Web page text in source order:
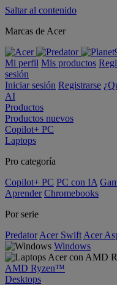
Saltar al contenido
Marcas de Acer
Mi perfil Mis productos
sesión
Iniciar sesión Registrarse
AI
Productos
Productos nuevos
Copilot+ PC
Laptops
Pro categoría
Copilot+ PC PC con IA
Aprender Chromebooks
Por serie
Predator Acer Swift Acer
Windows
AMD Ryzen™
Desktops